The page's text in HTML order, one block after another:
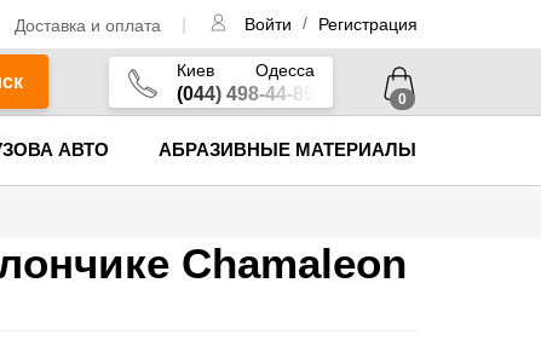
Доставка и оплата Войти / Регистрация
Киев Одесса
(044) 498-44-89 0
АВТО АБРАЗИВНЫЕ МАТЕРИАЛЫ
Chamaleon